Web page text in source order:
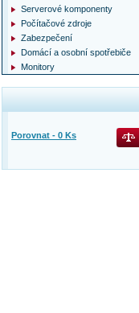
Serverové komponenty
Počítačové zdroje
Zabezpečení
Domácí a osobní spotřebiče
Monitory
Porovnat - 0 Ks